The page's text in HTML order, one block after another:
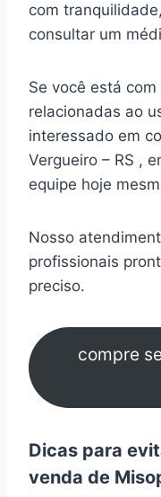
com
consultar um
Se você está
relacionadas ao
interessado em
Vergueiro – RS ,
equipe hoje
Nosso
profissionais
preciso.
compre
Dicas para
venda de